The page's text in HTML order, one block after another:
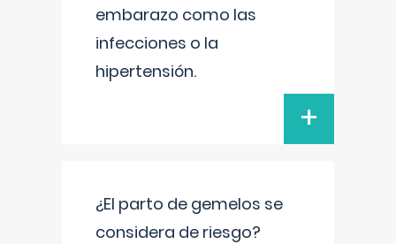
embarazo como las
infecciones o la
hipertensión.
+
¿El parto de gemelos se
considera de riesgo?